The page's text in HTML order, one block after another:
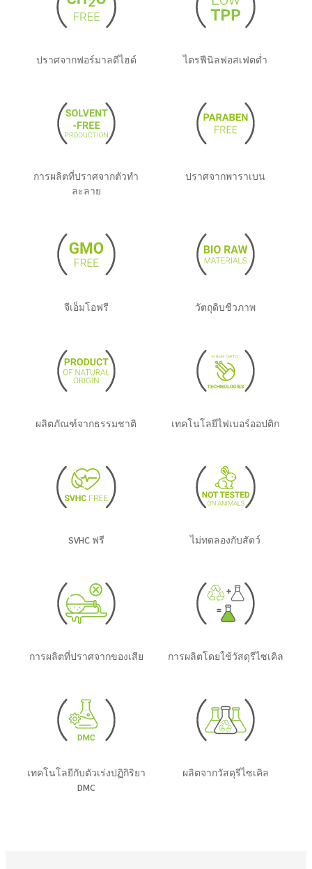
ปราศจากฟอร์มาลดีไฮด์ ไตรฟีนิลฟอสเฟตต่ำ
การผลิตที่ปราศจากตัวทำ
ละลาย
ปราศจากพาราเบน
จีเอ็มโอฟรี วัตถุดิบชีวภาพ
ผลิตภัณฑ์จากธรรมชาติ เทคโนโลยีไฟเบอร์ออปติก
SVHC ฟรี ไม่ทดลองกับสัตว์
การผลิตที่ปราศจากของเสีย การผลิตโดยใช้วัสดุรีไซเคิล
เทคโนโลยีกับตัวเร่งปฏิกิริยา
DMC
ผลิตจากวัสดุรีไซเคิล